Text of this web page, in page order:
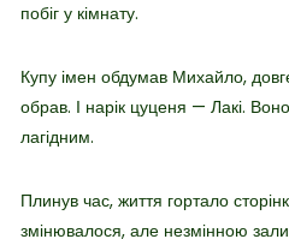
побіг у кімнату.
Купу імен обдумав Михайло,
обрав. І нарік цуценя — Лакі.
лагідним.
Плинув час, життя гортало
змінювалося, але незмінною